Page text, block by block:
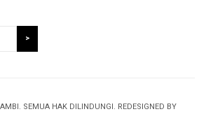
SEMUA HAK DILINDUNGI. REDESIGNED BY